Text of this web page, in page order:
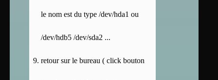
le nom est du type /dev/hda1 ou
/dev/hdb5 /dev/sda2 ...
retour sur le bureau ( click bouton